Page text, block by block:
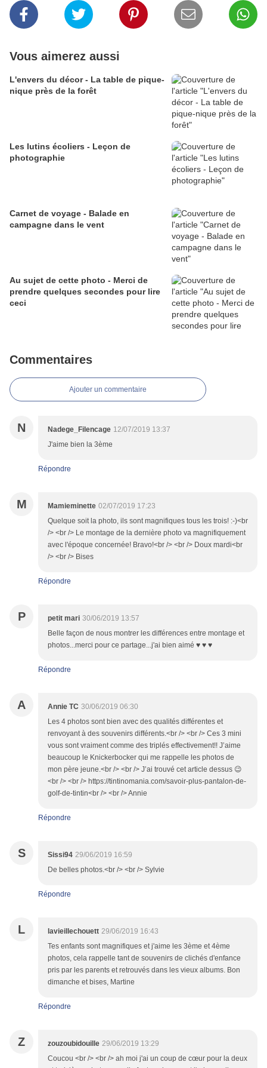
Vous aimerez aussi
L'envers du décor - La table de pique-
nique près de la forêt
Les lutins écoliers - Leçon de
photographie
Carnet de voyage - Balade en
campagne dans le vent
Au sujet de cette photo - Merci de
prendre quelques secondes pour lire
ceci
Commentaires
Ajouter un commentaire
N Nadege_Filencage 12/07/2019 13:37
J'aime bien la 3ème
Répondre
M Mamieminette 02/07/2019 17:23
Quelque soit la photo, ils sont magnifiques tous les trois! :-)<br
/> <br /> Le montage de la dernière photo va magnifiquement
avec l'époque concernée! Bravo!<br /> <br /> Doux mardi<br
/> <br /> Bises
Répondre
P petit mari 30/06/2019 13:57
Belle façon de nous montrer les différences entre montage et
photos...merci pour ce partage...j'ai bien aimé ♥ ♥ ♥
Répondre
A Annie TC 30/06/2019 06:30
Les 4 photos sont bien avec des qualités différentes et
renvoyant à des souvenirs différents.<br /> <br /> Ces 3 mini
vous sont vraiment comme des triplés effectivement!! J’aime
beaucoup le Knickerbocker qui me rappelle les photos de
mon père jeune.<br /> <br /> J’ai trouvé cet article dessus 😉
<br /> <br /> https://tintinomania.com/savoir-plus-pantalon-de-
golf-de-tintin<br /> <br /> Annie
Répondre
S Sissi94 29/06/2019 16:59
De belles photos.<br /> <br /> Sylvie
Répondre
L lavieillechouett 29/06/2019 16:43
Tes enfants sont magnifiques et j'aime les 3ème et 4ème
photos, cela rappelle tant de souvenirs de clichés d'enfance
pris par les parents et retrouvés dans les vieux albums. Bon
dimanche et bises, Martine
Répondre
Z zouzoubidouille 29/06/2019 13:29
Coucou <br /> <br /> ah moi j'ai un coup de cœur pour la deux